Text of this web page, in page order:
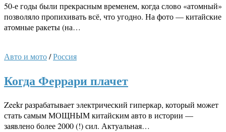
50-е годы были прекрасным временем, когда слово «атомный»
позволяло пропихивать всё, что угодно. На фото — китайские
атомные ракеты (на…
Авто и мото/Россия
Когда Феррари плачет
Zeekr разрабатывает электрический гиперкар, который может
стать самым МОЩНЫМ китайским авто в истории —
заявлено более 2000 (!) сил. Актуальная…